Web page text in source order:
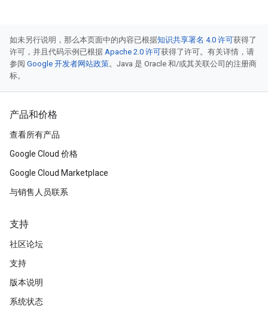
如未另行说明，那么本页面中的内容已根据知识共享署名 4.0 许可获得了
许可，并且代码示例已根据 Apache 2.0 许可获得了许可。有关详情，请
参阅 Google 开发者网站政策。Java 是 Oracle 和/或其关联公司的注册商
标。
产品和价格
查看所有产品
Google Cloud 价格
Google Cloud Marketplace
与销售人员联系
支持
社区论坛
支持
版本说明
系统状态